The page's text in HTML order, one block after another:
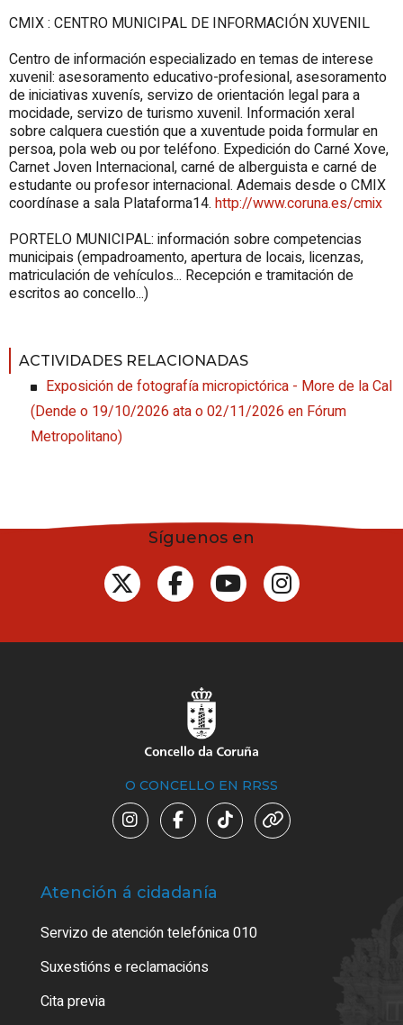
CMIX : CENTRO MUNICIPAL DE INFORMACIÓN XUVENIL
Centro de información especializado en temas de interese
xuvenil: asesoramento educativo-profesional, asesoramento
de iniciativas xuvenís, servizo de orientación legal para a
mocidade, servizo de turismo xuvenil. Información xeral
sobre calquera cuestión que a xuventude poida formular en
persoa, pola web ou por teléfono. Expedición do Carné Xove,
Carnet Joven Internacional, carné de alberguista e carné de
estudante ou profesor internacional. Ademais desde o CMIX
coordínase a sala Plataforma14. http://www.coruna.es/cmix
PORTELO MUNICIPAL: información sobre competencias
municipais (empadroamento, apertura de locais, licenzas,
matriculación de vehículos... Recepción e tramitación de
escritos ao concello...)
ACTIVIDADES RELACIONADAS
Exposición de fotografía micropictórica - More de la Cal
(Dende o 19/10/2026 ata o 02/11/2026 en Fórum
Metropolitano)
Síguenos en
O CONCELLO EN RRSS
Atención á cidadanía
Servizo de atención telefónica 010
Suxestións e reclamacións
Cita previa